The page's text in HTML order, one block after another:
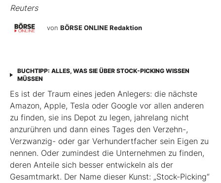
Reuters
von BÖRSE ONLINE Redaktion
BUCHTIPP: ALLES, WAS SIE ÜBER STOCK-PICKING WISSEN
MÜSSEN
Es ist der Traum eines jeden Anlegers: die nächste
Amazon, Apple, Tesla oder Google vor allen anderen
zu finden, sie ins Depot zu legen, jahrelang nicht
anzurühren und dann eines Tages den Verzehn-,
Verzwanzig- oder gar Verhundertfacher sein Eigen zu
nennen. Oder zumindest die Unternehmen zu finden,
deren Anteile sich besser entwickeln als der
Gesamtmarkt. Der Name dieser Kunst: „Stock-Picking“